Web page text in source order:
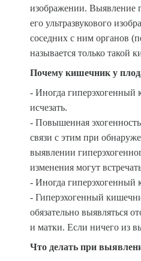
изображении. Выявление
его ультразвукового
соседних с ним органов
называется только такой
Почему кишечник у
- Иногда
исчезать.
- Повышенная
связи с этим при
выявлении
изменения могут
- Иногда
- Гиперэхогенный
обязательно выявляться
и матки. Если ничего из
Что делать при